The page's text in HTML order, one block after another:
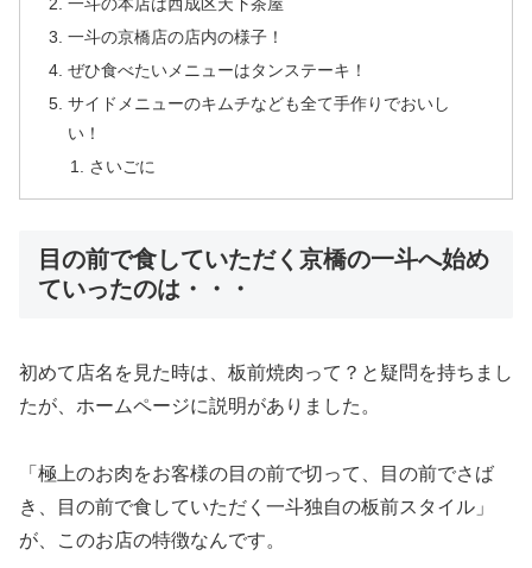
一斗の本店は西成区天下茶屋
一斗の京橋店の店内の様子！
ぜひ食べたいメニューはタンステーキ！
サイドメニューのキムチなども全て手作りでおいし
い！
さいごに
目の前で食していただく京橋の一斗へ始め
ていったのは・・・
初めて店名を見た時は、板前焼肉って？と疑問を持ちまし
たが、ホームページに説明がありました。
「極上のお肉をお客様の目の前で切って、目の前でさば
き、目の前で食していただく一斗独自の板前スタイル」
が、このお店の特徴なんです。